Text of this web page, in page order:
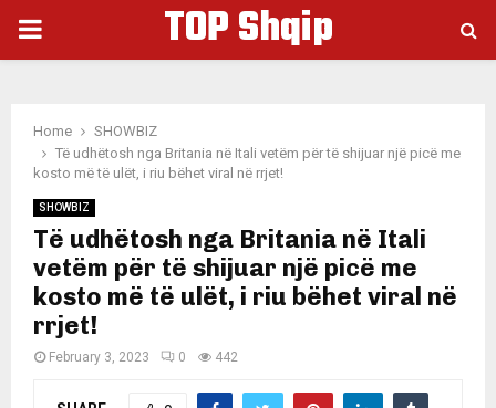
PRIMARY
TOP Shqip
Home
SHOWBIZ
Të udhëtosh nga Britania në Itali vetëm për të shijuar një picë me
kosto më të ulët, i riu bëhet viral në rrjet!
SHOWBIZ
Të udhëtosh nga Britania në Itali
vetëm për të shijuar një picë me
kosto më të ulët, i riu bëhet viral në
rrjet!
February 3, 2023 0 442